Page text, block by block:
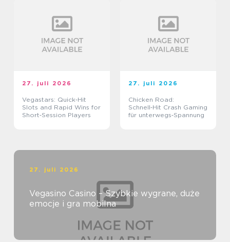
27. juli 2026
Vegastars: Quick‑Hit
Slots and Rapid Wins for
Short‑Session Players
27. juli 2026
Chicken Road:
Schnell‑Hit Crash Gaming
für unterwegs‑Spannung
27. juli 2026
Vegasino Casino – Szybkie wygrane, duże
emocje i gra mobilna